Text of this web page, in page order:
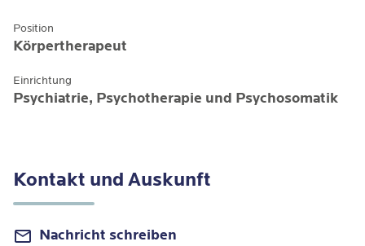
Position
Körpertherapeut
Einrichtung
Psychiatrie, Psychotherapie und Psychosomatik
Kontakt und Auskunft
Nachricht schreiben